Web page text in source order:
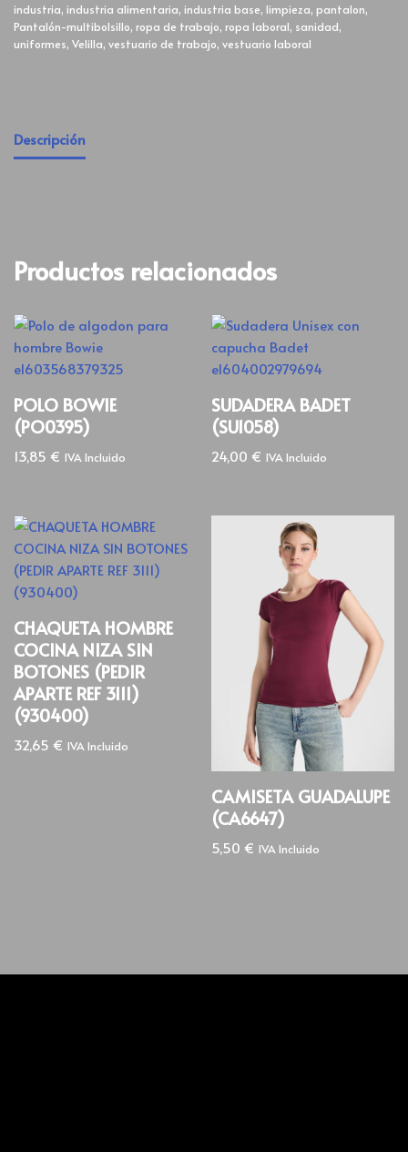
industria, industria alimentaria, industria base, limpieza, pantalon,
Pantalón-multibolsillo, ropa de trabajo, ropa laboral, sanidad,
uniformes, Velilla, vestuario de trabajo, vestuario laboral
Descripción
Productos relacionados
POLO BOWIE
(PO0395)
13,85 € IVA Incluido
SUDADERA BADET
(SU1058)
24,00€ IVA Incluido
CHAQUETA HOMBRE
COCINA NIZA SIN
BOTONES (PEDIR
APARTE REF 3111)
(930400)
32,65 € IVA Incluido
CAMISETA GUADALUPE
(CA6647)
5,50€ IVA Incluido